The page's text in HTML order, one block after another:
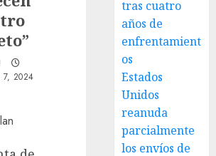
7, 2024
tras cuatro
años de
enfrentamient
os
Estados
Unidos
reanuda
parcialmente
los envíos de